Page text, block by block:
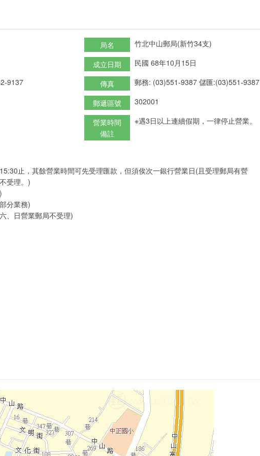
局名 竹北中山郵局(新竹34支)
成立日期 民國 68年10月15日
9137 傳真 郵務: (03)551-9387 儲匯:(03)551-9387
郵遞區號 302001
營業時間
備註
※遇3日以上連續假期，一律停止營業。
止，其餘營業時間可先受理匯款，但須俟次一銀行營業日(且受理郵局有營
受理。)
分業務)
、日營業郵局不受理)